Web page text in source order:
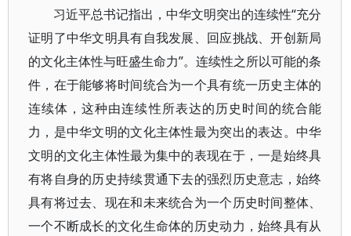
习近平总书记指出，中华文明突出的连续性“充分
证明了中华文明具有自我发展、回应挑战、开创新局
的文化主体性与旺盛生命力”。连续性之所以可能的条
件，在于能够将时间统合为一个具有统一历史主体的
连续体，这种由连续性所表达的历史时间的统合能
力，是中华文明的文化主体性最为突出的表达。中华
文明的文化主体性最为集中的表现在于，一是始终具
有将自身的历史持续贯通下去的强烈历史意志，始终
具有将过去、现在和未来统合为一个历史时间整体、
一个不断成长的文化生命体的历史动力，始终具有从